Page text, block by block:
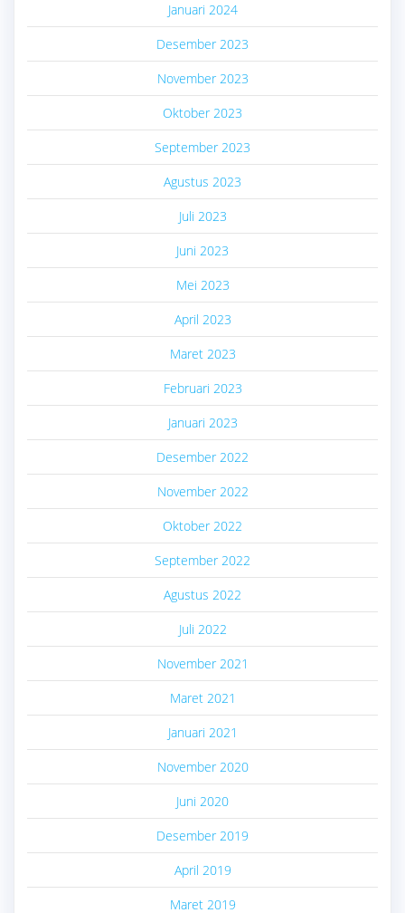
Januari 2024
Desember 2023
November 2023
Oktober 2023
September 2023
Agustus 2023
Juli 2023
Juni 2023
Mei 2023
April 2023
Maret 2023
Februari 2023
Januari 2023
Desember 2022
November 2022
Oktober 2022
September 2022
Agustus 2022
Juli 2022
November 2021
Maret 2021
Januari 2021
November 2020
Juni 2020
Desember 2019
April 2019
Maret 2019